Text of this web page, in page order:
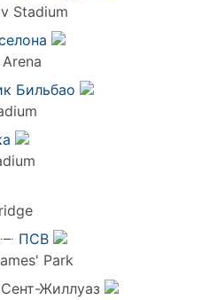
Stadium
Бильбао
ПСВ
Park
Жиллуаз